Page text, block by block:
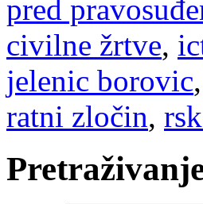
pred
civilne žrtve,
jelenic borovic,
ratni zločin,